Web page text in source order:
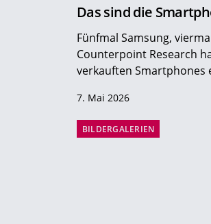
Das sind die
Fünfmal Samsung,
Counterpoint Research
verkauften Smartphones
7. Mai 2026
BILDERGALERIEN